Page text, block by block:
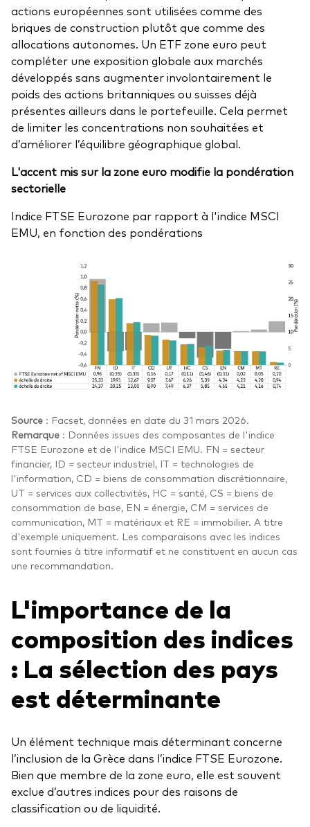
actions européennes sont utilisées comme des
briques de construction plutôt que comme des
allocations autonomes. Un ETF zone euro peut
compléter une exposition globale aux marchés
développés sans augmenter involontairement le
poids des actions britanniques ou suisses déjà
présentes ailleurs dans le portefeuille. Cela permet
de limiter les concentrations non souhaitées et
d’améliorer l’équilibre géographique global.
L'accent mis sur la zone euro modifie la pondération
sectorielle
Indice FTSE Eurozone par rapport à l'indice MSCI
EMU, en fonction des pondérations
Source : Facset, données en date du 31 mars 2026.
Remarque : Données issues des composantes de l'indice
FTSE Eurozone et de l'indice MSCI EMU. FN = secteur
financier, ID = secteur industriel, IT = technologies de
l'information, CD = biens de consommation discrétionnaire,
UT = services aux collectivités, HC = santé, CS = biens de
consommation de base, EN = énergie, CM = services de
communication, MT = matériaux et RE = immobilier. A titre
d'exemple uniquement. Les comparaisons avec les indices
sont fournies à titre informatif et ne constituent en aucun cas
une recommandation.
L'importance de la
composition des indices
: La sélection des pays
est déterminante
Un élément technique mais déterminant concerne
l’inclusion de la Grèce dans l’indice FTSE Eurozone.
Bien que membre de la zone euro, elle est souvent
exclue d’autres indices pour des raisons de
classification ou de liquidité.